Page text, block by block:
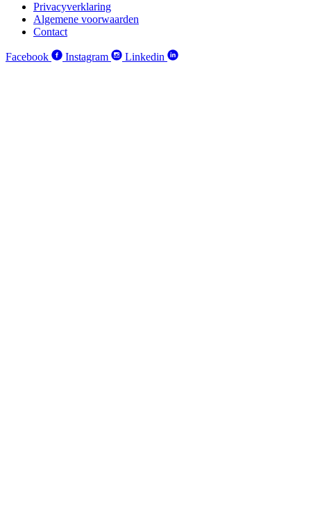
Privacyverklaring
Algemene voorwaarden
Contact
Facebook Instagram Linkedin